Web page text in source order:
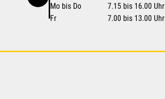
Mo bis Do
7.15 bis 16.00 Uhr
Fr
7.00 bis 13.00 Uhr